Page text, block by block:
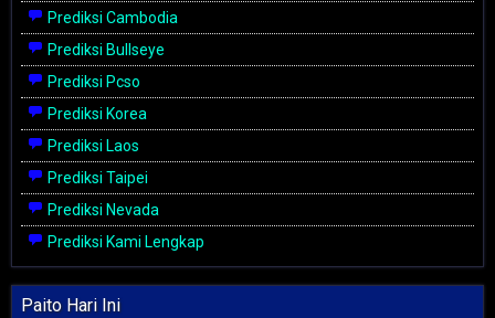
Prediksi Cambodia
Prediksi Bullseye
Prediksi Pcso
Prediksi Korea
Prediksi Laos
Prediksi Taipei
Prediksi Nevada
Prediksi Kami Lengkap
Paito Hari Ini